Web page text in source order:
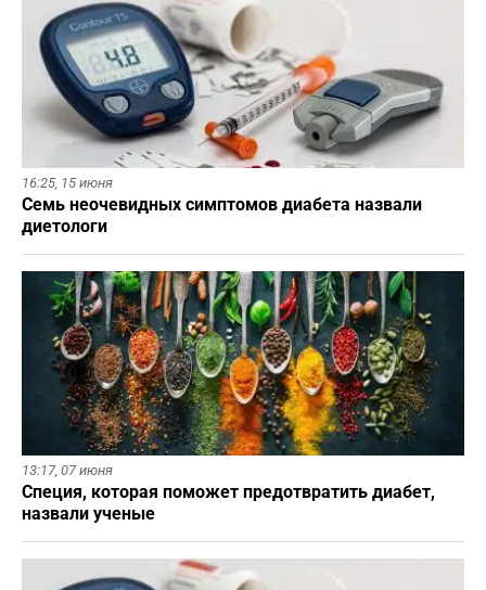
16:25, 15 июня
Семь неочевидных симптомов диабета назвали
диетологи
13:17, 07 июня
Специя, которая поможет предотвратить диабет,
назвали ученые